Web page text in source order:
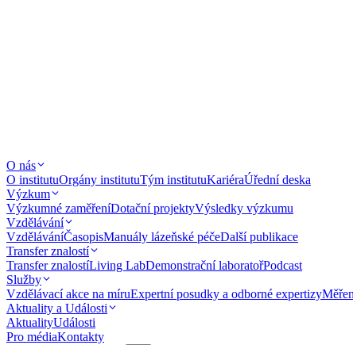
O nás
O institutuOrgány institutuTým institutuKariéraÚřední deska
Výzkum
Výzkumné zaměřeníDotační projektyVýsledky výzkumu
Vzdělávání
VzděláváníČasopisManuály lázeňské péčeDalší publikace
Transfer znalostí
Transfer znalostíLiving LabDemonstrační laboratořPodcast
Služby
Vzdělávací akce na míruExpertní posudky a odborné expertizy
Aktuality a Události
AktualityUdálosti
Pro médiaKontakty